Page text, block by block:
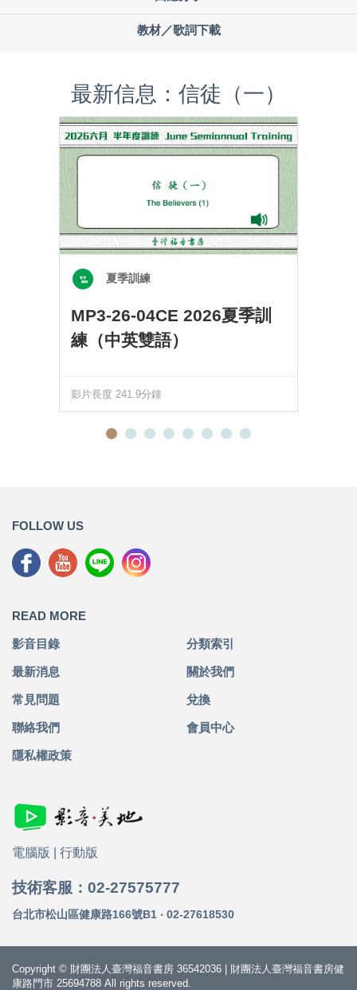
教材／歌詞下載
最新信息：信徒（一）
夏季訓練
MP3-26-04CE 2026夏季訓
練（中英雙語）
影片長度 241.9分鐘
FOLLOW US
READ MORE
影音目錄 分類索引
最新消息 關於我們
常見問題 兌換
聯絡我們 會員中心
隱私權政策
電腦版 行動版
技術客服：02-27575777
台北市松山區健康路166號B1 ‧ 02-27618530
Copyright © 財團法人臺灣福音書房 36542036 | 財團法人臺灣福音書房健
康路門市 25694788 All rights reserved.